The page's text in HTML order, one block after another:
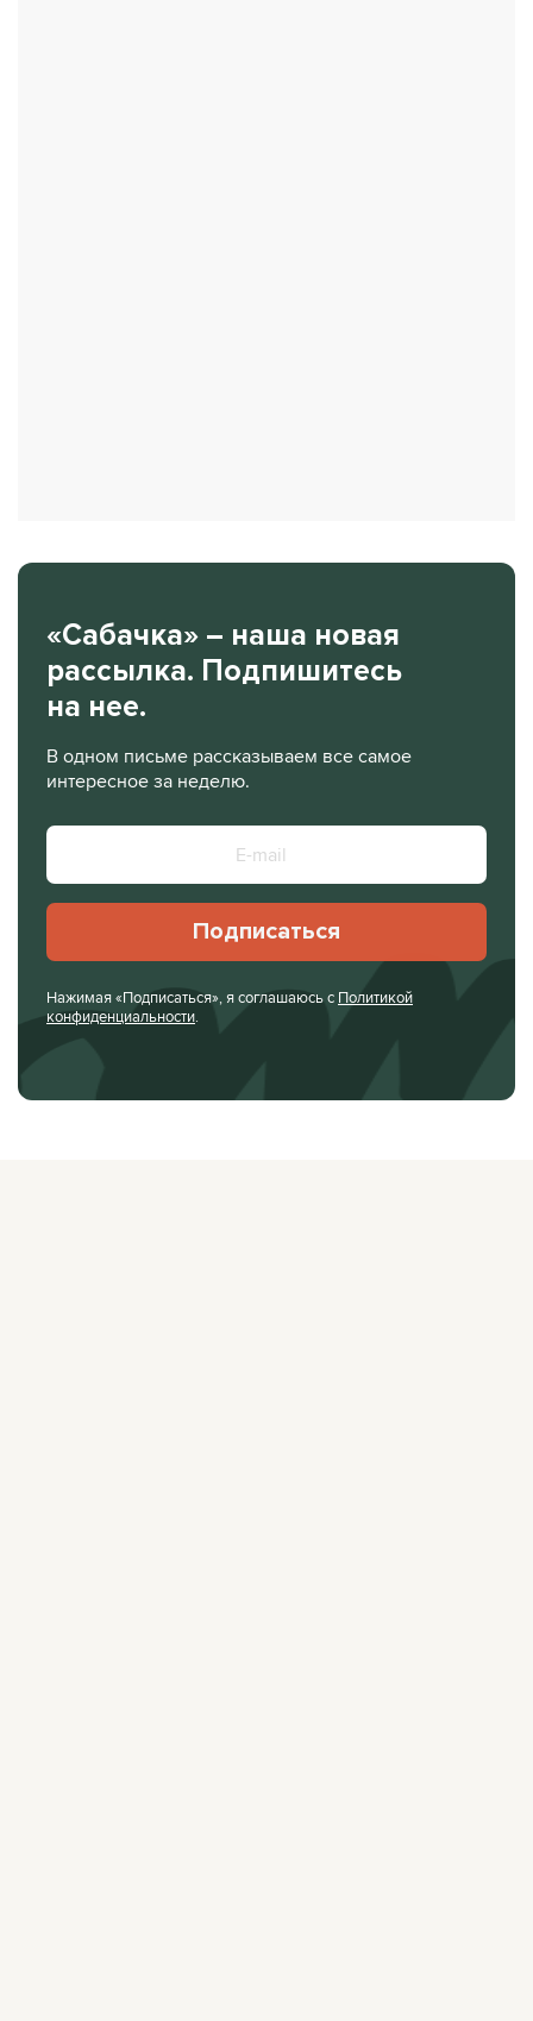
«Сабачка» – наша новая
рассылка. Подпишитесь
на нее.
В одном письме рассказываем все самое
интересное за неделю.
Подписаться
Нажимая «Подписаться», я соглашаюсь с Политикой
конфиденциальности.